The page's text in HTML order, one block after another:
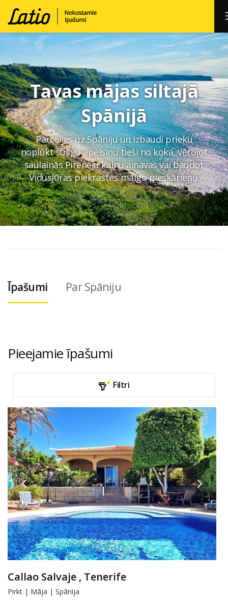
Tavas mājas siltajā
Spānijā
Pārcelies uz Spāniju un izbaudi prieku
noplūkt sulīgu apelsīnu tieši no koka, vērojot
saulainās Pireneju kalnu ainavas vai baudot
Vidusjūras piekrastes maigo pieskārienu.
Īpašumi Par Spāniju
Pieejamie īpašumi
Filtri
Callao Salvaje , Tenerife
Pirkt | Māja | Spānija